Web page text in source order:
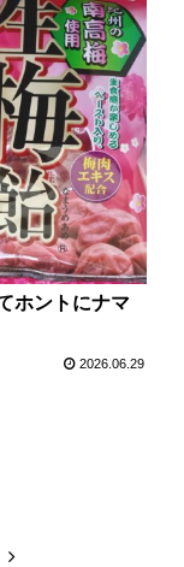
ホントにナマ
2026.06.29
次